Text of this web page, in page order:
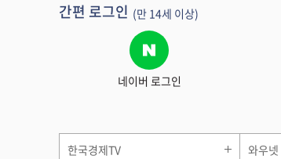
간편 로그인 (만 14세 이상)
네이버 로그인
한국경제TV 와우넷